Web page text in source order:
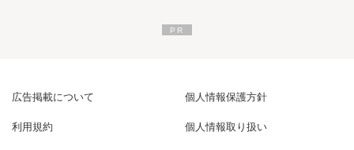
広告掲載について 個人情報保護方針
利用規約 個人情報取り扱い